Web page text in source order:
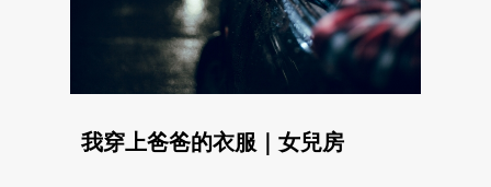
我穿上爸爸的衣服｜女兒房